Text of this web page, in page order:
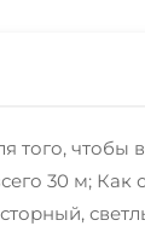
чтобы
30 м; Как